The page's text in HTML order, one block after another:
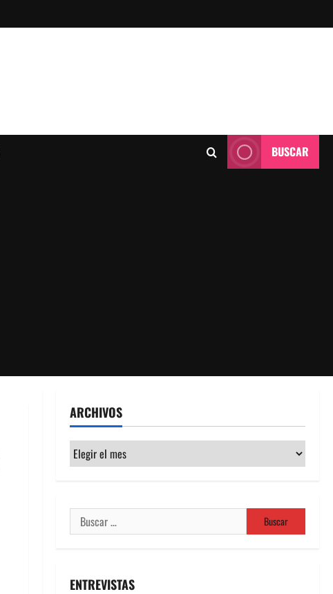
BUSCAR
ARCHIVOS
Archivos
Buscar:
ENTREVISTAS